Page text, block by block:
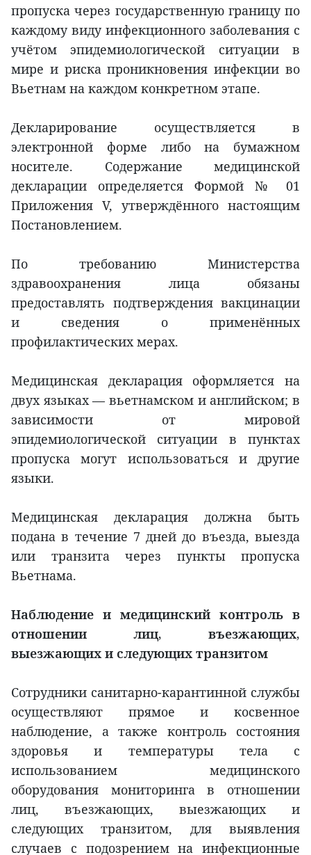
пропуска через государственную границу по
каждому виду инфекционного заболевания с
учётом эпидемиологической ситуации в
мире и риска проникновения инфекции во
Вьетнам на каждом конкретном этапе.
Декларирование осуществляется в
электронной форме либо на бумажном
носителе. Содержание медицинской
декларации определяется Формой № 01
Приложения V, утверждённого настоящим
Постановлением.
По требованию Министерства
здравоохранения лица обязаны
предоставлять подтверждения вакцинации
и сведения о применённых
профилактических мерах.
Медицинская декларация оформляется на
двух языках — вьетнамском и английском; в
зависимости от мировой
эпидемиологической ситуации в пунктах
пропуска могут использоваться и другие
языки.
Медицинская декларация должна быть
подана в течение 7 дней до въезда, выезда
или транзита через пункты пропуска
Вьетнама.
Наблюдение и медицинский контроль в
отношении лиц, въезжающих,
выезжающих и следующих транзитом
Сотрудники санитарно-карантинной службы
осуществляют прямое и косвенное
наблюдение, а также контроль состояния
здоровья и температуры тела с
использованием медицинского
оборудования мониторинга в отношении
лиц, въезжающих, выезжающих и
следующих транзитом, для выявления
случаев с подозрением на инфекционные